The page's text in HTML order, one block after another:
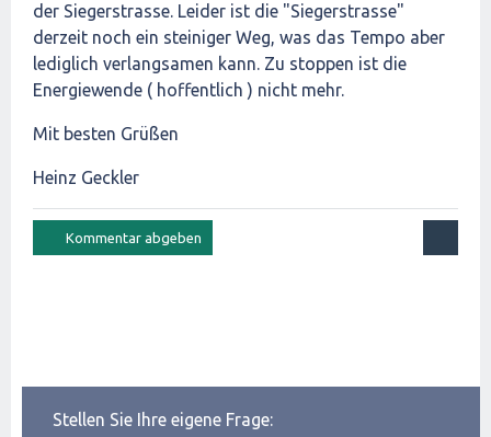
der Siegerstrasse. Leider ist die "Siegerstrasse"
derzeit noch ein steiniger Weg, was das Tempo aber
lediglich verlangsamen kann. Zu stoppen ist die
Energiewende ( hoffentlich ) nicht mehr.
Mit besten Grüßen
Heinz Geckler
Stellen Sie Ihre eigene Frage: